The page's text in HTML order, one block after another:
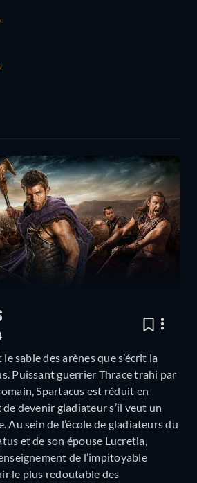
le sable des arènes que s’écrit la
Puissant guerrier Thrace trahi par
Spartacus est réduit en
devenir gladiateur s’il veut un
Au sein de l’école de gladiateurs du
et de son épouse Lucretia,
de l’impitoyable
le plus redoutable des